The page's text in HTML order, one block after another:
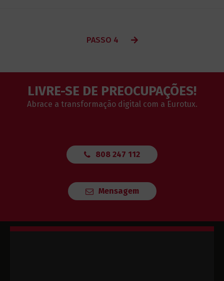
PASSO 4
LIVRE-SE DE PREOCUPAÇÕES!
Abrace a transformação digital com a Eurotux.
808 247 112
Mensagem